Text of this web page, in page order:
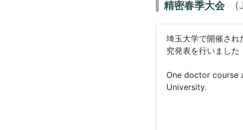
精密春季大会
埼玉大学で開催され
究発表を行いました
One doctor course
University.